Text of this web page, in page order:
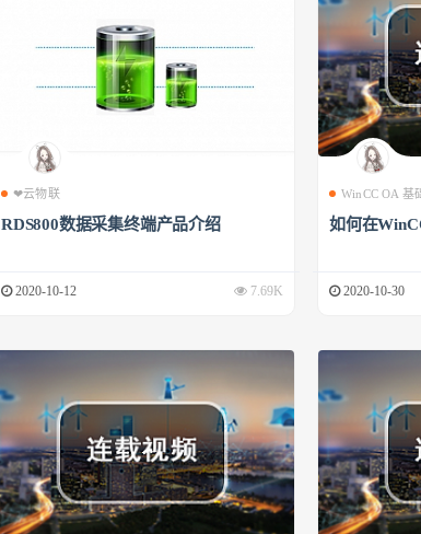
❤云物联
RDS800数据采集终端产品介绍
2020-10-12 7.69K
WinCC OA 基
如何在
2020-10-30